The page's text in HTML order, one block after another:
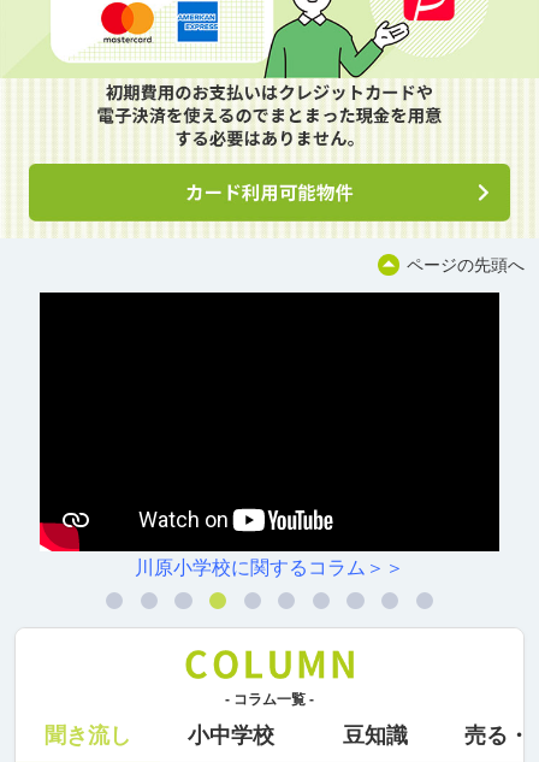
ページの先頭へ
川原小学校に関するコラム＞＞
- コラム一覧 -
聞き流し 小中学校 豆知識 売る・